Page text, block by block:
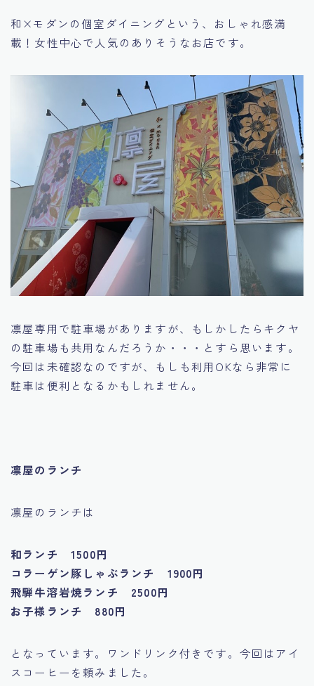
和×モダンの個室ダイニングという、おしゃれ感満
載！女性中心で人気のありそうなお店です。
凛屋専用で駐車場がありますが、もしかしたらキクヤ
の駐車場も共用なんだろうか・・・とすら思います。
今回は未確認なのですが、もしも利用OKなら非常に
駐車は便利となるかもしれません。
凛屋のランチ
凛屋のランチは
和ランチ 1500円
コラーゲン豚しゃぶランチ 1900円
飛騨牛溶岩焼ランチ 2500円
お子様ランチ 880円
となっています。ワンドリンク付きです。今回はアイ
スコーヒーを頼みました。